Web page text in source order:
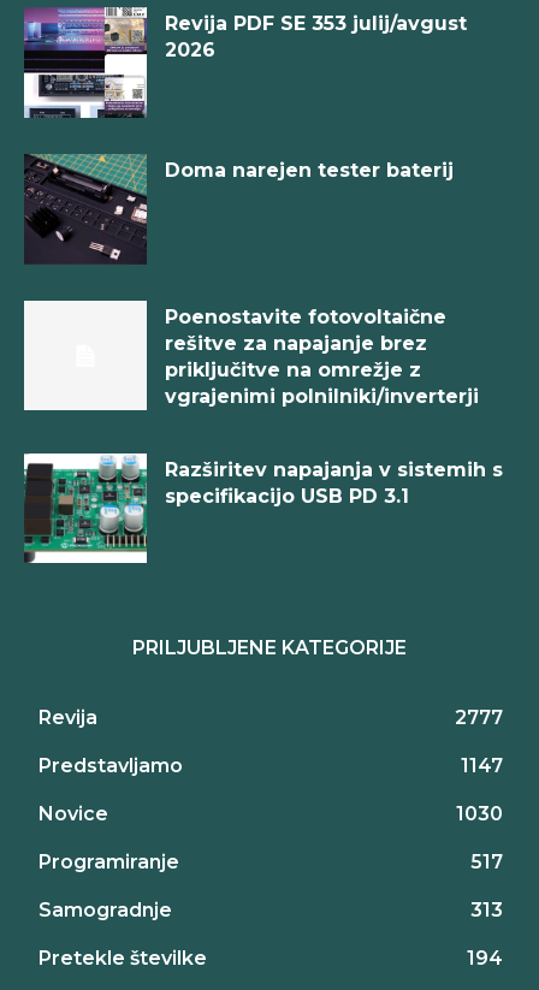
Revija PDF SE 353 julij/avgust
2026
Doma narejen tester baterij
Poenostavite fotovoltaične
rešitve za napajanje brez
priključitve na omrežje z
vgrajenimi polnilniki/inverterji
Razširitev napajanja v sistemih s
specifikacijo USB PD 3.1
PRILJUBLJENE KATEGORIJE
Revija 2777
Predstavljamo 1147
Novice 1030
Programiranje 517
Samogradnje 313
Pretekle številke 194